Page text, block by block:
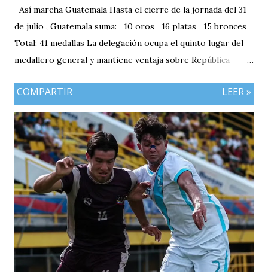
Así marcha Guatemala Hasta el cierre de la jornada del 31
de julio , Guatemala suma: 10 oros 16 platas 15 bronces
Total: 41 medallas La delegación ocupa el quinto lugar del
medallero general y mantiene ventaja sobre República
plata, aunque ambos países registran el mismo número de
oros (10).
COMPARTIR LEER »